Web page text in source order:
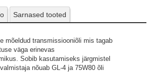
Sarnased tooted
mõeldud transmissiooniõli mis tagab
väga erinevas
Sobib kasutamiseks järgmistel
nõuab GL-4 ja 75W80 õli